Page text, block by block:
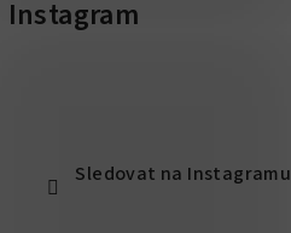
Instagram
Sledovat na Instagramu